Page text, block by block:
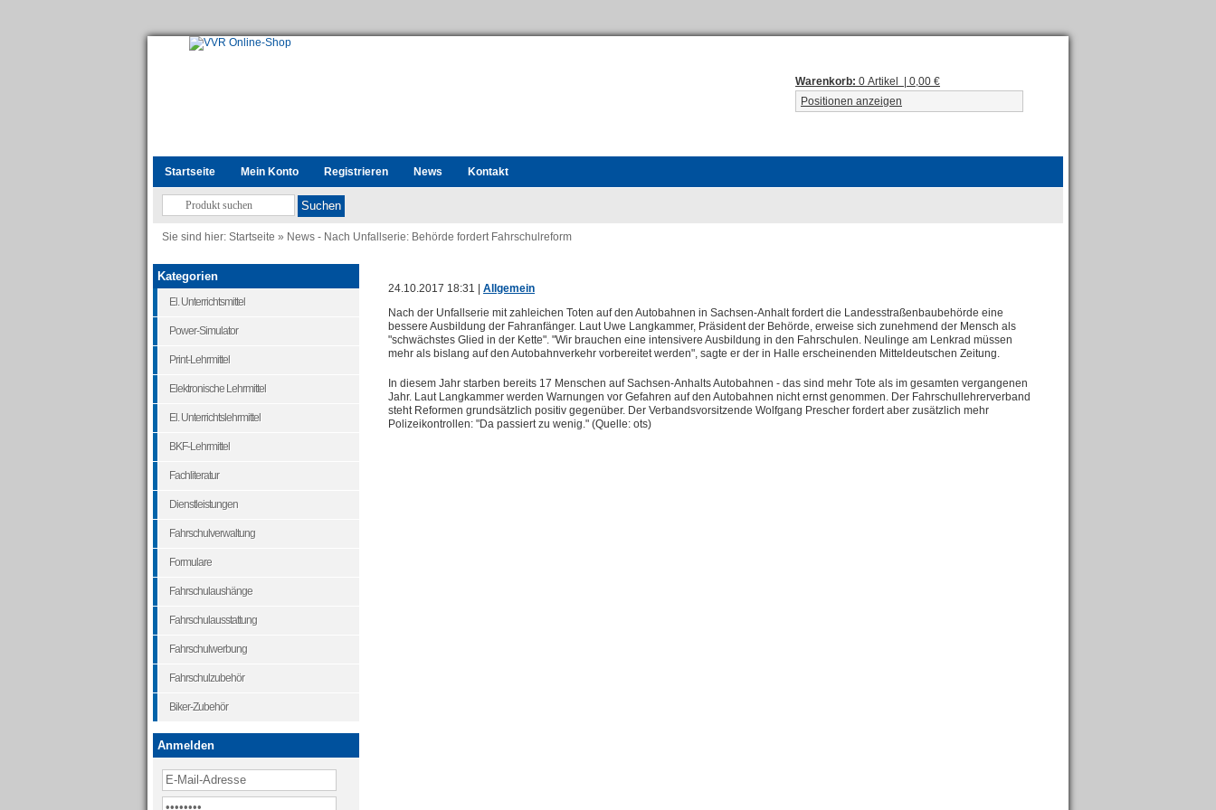
Warenkorb: 0 Artikel | 0,00 €
Positionen anzeigen
Startseite Mein Konto Registrieren News Kontakt
Sie sind hier: Startseite » News - Nach Unfallserie: Behörde fordert Fahrschulreform
24.10.2017 18:31 | Allgemein
Nach der Unfallserie mit zahleichen Toten auf den Autobahnen in Sachsen-Anhalt fordert die Landesstraßenbaubehörde eine
bessere Ausbildung der Fahranfänger. Laut Uwe Langkammer, Präsident der Behörde, erweise sich zunehmend der Mensch als
"schwächstes Glied in der Kette". "Wir brauchen eine intensivere Ausbildung in den Fahrschulen. Neulinge am Lenkrad müssen
mehr als bislang auf den Autobahnverkehr vorbereitet werden", sagte er der in Halle erscheinenden Mitteldeutschen Zeitung.
In diesem Jahr starben bereits 17 Menschen auf Sachsen-Anhalts Autobahnen - das sind mehr Tote als im gesamten vergangenen
Jahr. Laut Langkammer werden Warnungen vor Gefahren auf den Autobahnen nicht ernst genommen. Der Fahrschullehrerverband
steht Reformen grundsätzlich positiv gegenüber. Der Verbandsvorsitzende Wolfgang Prescher fordert aber zusätzlich mehr
Polizeikontrollen: "Da passiert zu wenig." (Quelle: ots)
Kategorien
El. Unterrichtsmittel
Power-Simulator
Print-Lehrmittel
Elektronische Lehrmittel
El. Unterrichtslehrmittel
BKF-Lehrmittel
Fachliteratur
Dienstleistungen
Fahrschulverwaltung
Formulare
Fahrschulaushänge
Fahrschulausstattung
Fahrschulwerbung
Fahrschulzubehör
Biker-Zubehör
Anmelden